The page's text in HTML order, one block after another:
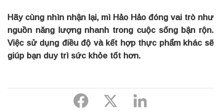
Hãy cùng nhìn nhận lại, mì Hảo Hảo đóng vai trò như
nguồn năng lượng nhanh trong cuộc sống bận rộn.
Việc sử dụng điều độ và kết hợp thực phẩm khác sẽ
giúp bạn duy trì sức khỏe tốt hơn.
Share
Share
Share